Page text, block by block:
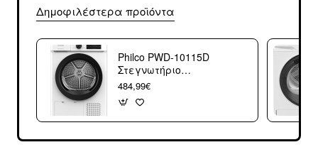
Δημοφιλέστερα προϊόντα
Philco PWD-10115D
Στεγνωτήριο
ρούχων 85x60x67
484,99€